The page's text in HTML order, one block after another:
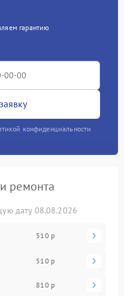
гарантию
конфиденциальности
ремонта
дату 08.08.2026
510 р
510 р
810 р